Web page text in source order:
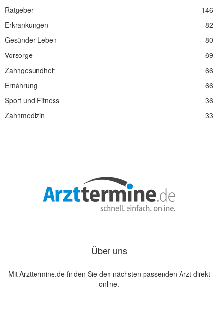
Ratgeber
146
Erkrankungen
82
Gesünder Leben
80
Vorsorge
69
Zahngesundheit
66
Ernährung
66
Sport und Fitness
36
Zahnmedizin
33
Über uns
Mit Arzttermine.de finden Sie den nächsten passenden Arzt direkt
online.